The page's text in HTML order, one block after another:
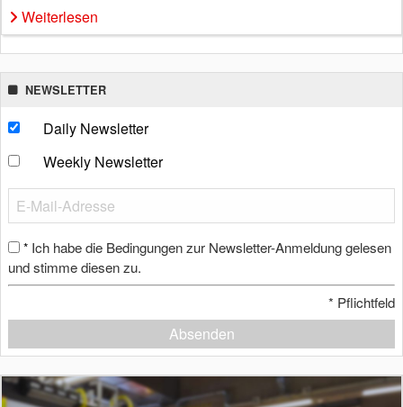
Weiterlesen
NEWSLETTER
Daily Newsletter
Weekly Newsletter
* Ich habe die Bedingungen zur Newsletter-Anmeldung gelesen
und stimme diesen zu.
* Pflichtfeld
Absenden